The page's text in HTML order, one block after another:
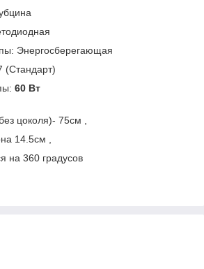
Энергосберегающая
(Стандарт)
60 Вт
цоколя)- 75см ,
14.5см ,
на 360 градусов